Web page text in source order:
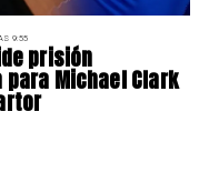
9:55
prisión
Michael Clark